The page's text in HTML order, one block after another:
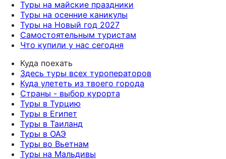
Туры на майские праздники
Туры на осенние каникулы
Туры на Новый год 2027
Самостоятельным туристам
Что купили у нас сегодня
Куда поехать
Здесь туры всех туроператоров
Куда улететь из твоего города
Страны - выбор курорта
Туры в Турцию
Туры в Египет
Туры в Таиланд
Туры в ОАЭ
Туры во Вьетнам
Туры на Мальдивы